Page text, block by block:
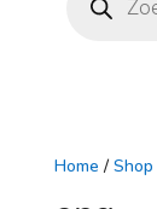
Home / Shop